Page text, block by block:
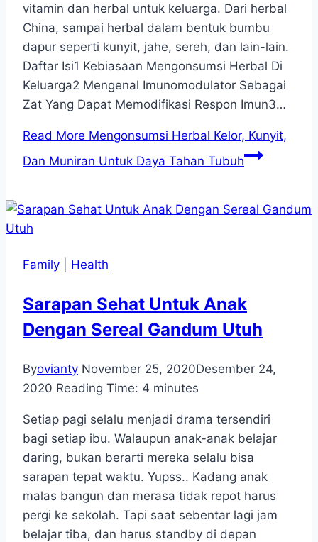
vitamin dan herbal untuk keluarga. Dari herbal
China, sampai herbal dalam bentuk bumbu
dapur seperti kunyit, jahe, sereh, dan lain-lain.
Daftar Isi1 Kebiasaan Mengonsumsi Herbal Di
Keluarga2 Mengenal Imunomodulator Sebagai
Zat Yang Dapat Memodifikasi Respon Imun3…
Read More Mengonsumsi Herbal Kelor, Kunyit,
Dan Muniran Untuk Daya Tahan Tubuh
Family Health
Sarapan Sehat Untuk Anak
Dengan Sereal Gandum Utuh
Byovianty November 25, 2020Desember 24,
2020 Reading Time: 4 minutes
Setiap pagi selalu menjadi drama tersendiri
bagi setiap ibu. Walaupun anak-anak belajar
daring, bukan berarti mereka selalu bisa
sarapan tepat waktu. Yupss.. Kadang anak
malas bangun dan merasa tidak repot harus
pergi ke sekolah. Tapi saat sebentar lagi jam
belajar tiba, dan harus standby di depan